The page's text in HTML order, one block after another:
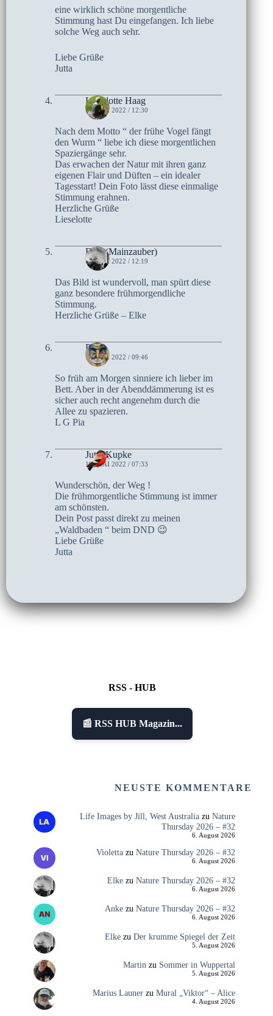
eine wirklich schöne morgentliche
Stimmung hast Du eingefangen. Ich liebe
solche Weg auch sehr.
Liebe Grüße
Jutta
Lieselotte Haag
19. MAI 2022 / 12:30
Nach dem Motto “ der frühe Vogel fängt
den Wurm “ liebe ich diese morgentlichen
Spaziergänge sehr.
Das erwachen der Natur mit ihren ganz
eigenen Flair und Düften – ein idealer
Tagesstart! Dein Foto lässt diese einmalige
Stimmung erahnen.
Herzliche Grüße
Lieselotte
Elke (Mainzauber)
19. MAI 2022 / 12:19
Das Bild ist wundervoll, man spürt diese
ganz besondere frühmorgendliche
Stimmung.
Herzliche Grüße – Elke
Pia
19. MAI 2022 / 09:46
So früh am Morgen sinniere ich lieber im
Bett. Aber in der Abenddämmerung ist es
sicher auch recht angenehm durch die
Allee zu spazieren.
L G Pia
Jutta Kupke
19. MAI 2022 / 07:33
Wunderschön, der Weg !
Die frühmorgentliche Stimmung ist immer
am schönsten.
Dein Post passt direkt zu meinen
„Waldbaden “ beim DND 😉
Liebe Grüße
Jutta
RSS - HUB
📰 RSS HUB Magazin...
NEUSTE KOMMENTARE
Life Images by Jill, West Australiazu Nature
Thursday 2026 – #32
6. August 2026
Violettazu Nature Thursday 2026 – #32
6. August 2026
Elkezu Nature Thursday 2026 – #32
6. August 2026
Ankezu Nature Thursday 2026 – #32
6. August 2026
Elkezu Der krumme Spiegel der Zeit
5. August 2026
Martin zu Sommer in Wuppertal
5. August 2026
Marius Launerzu Mural „Viktor“ – Alice
4. August 2026